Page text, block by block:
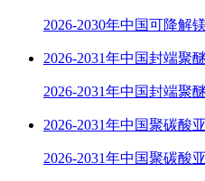
2026-2030年中国可降解
2026-2031年中国封端聚
2026-2031年中国封端聚
2026-2031年中国聚碳酸
2026-2031年中国聚碳酸